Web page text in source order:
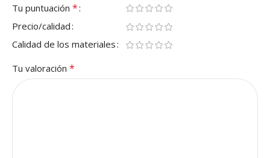
Tu puntuación *
Precio/calidad
Calidad de los materiales
Tu valoración *